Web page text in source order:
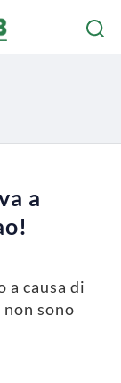
a
a causa di
sono